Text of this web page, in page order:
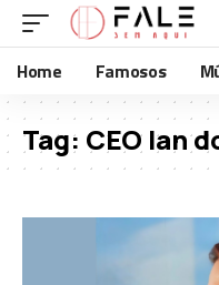
Home Famosos
Tag: CEO Ian